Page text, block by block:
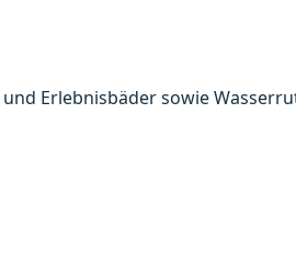
Erlebnisbäder sowie